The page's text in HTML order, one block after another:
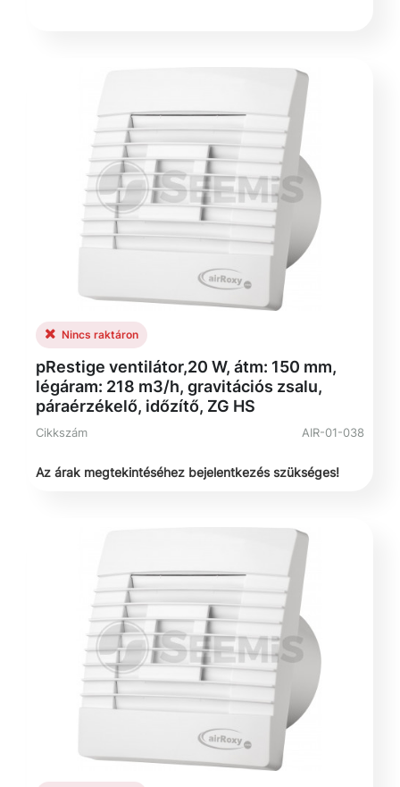
Nincs raktáron
pRestige ventilátor,20 W, átm: 150 mm,
légáram: 218 m3/h, gravitációs zsalu,
páraérzékelő, időzítő, ZG HS
Cikkszám AIR-01-038
Az árak megtekintéséhez bejelentkezés szükséges!